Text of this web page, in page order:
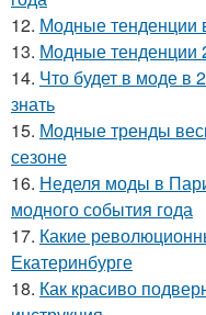
12. Модные тенденции
13. Модные тенденции
14. Что будет в моде в
знать
15. Модные тренды
сезоне
16. Неделя моды в
модного события года
17. Какие
Екатеринбурге
18. Как красиво